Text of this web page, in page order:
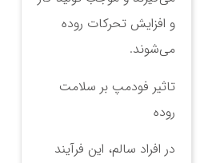
و افزایش تحرکات روده
می‌شوند.
تاثیر فودمپ بر سلامت
روده
در افراد سالم، این فرآیند